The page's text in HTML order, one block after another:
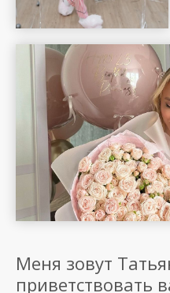
Меня зовут
приветствовать